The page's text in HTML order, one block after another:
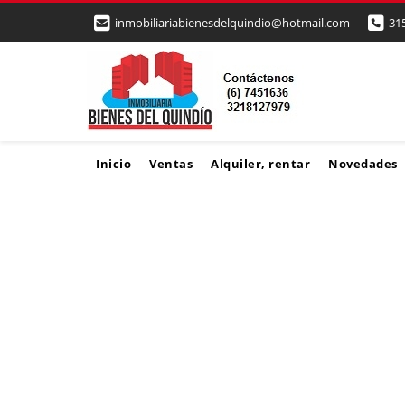
inmobiliariabienesdelquindio@hotmail.com
Inicio Ventas Alquiler, rentar Novedades